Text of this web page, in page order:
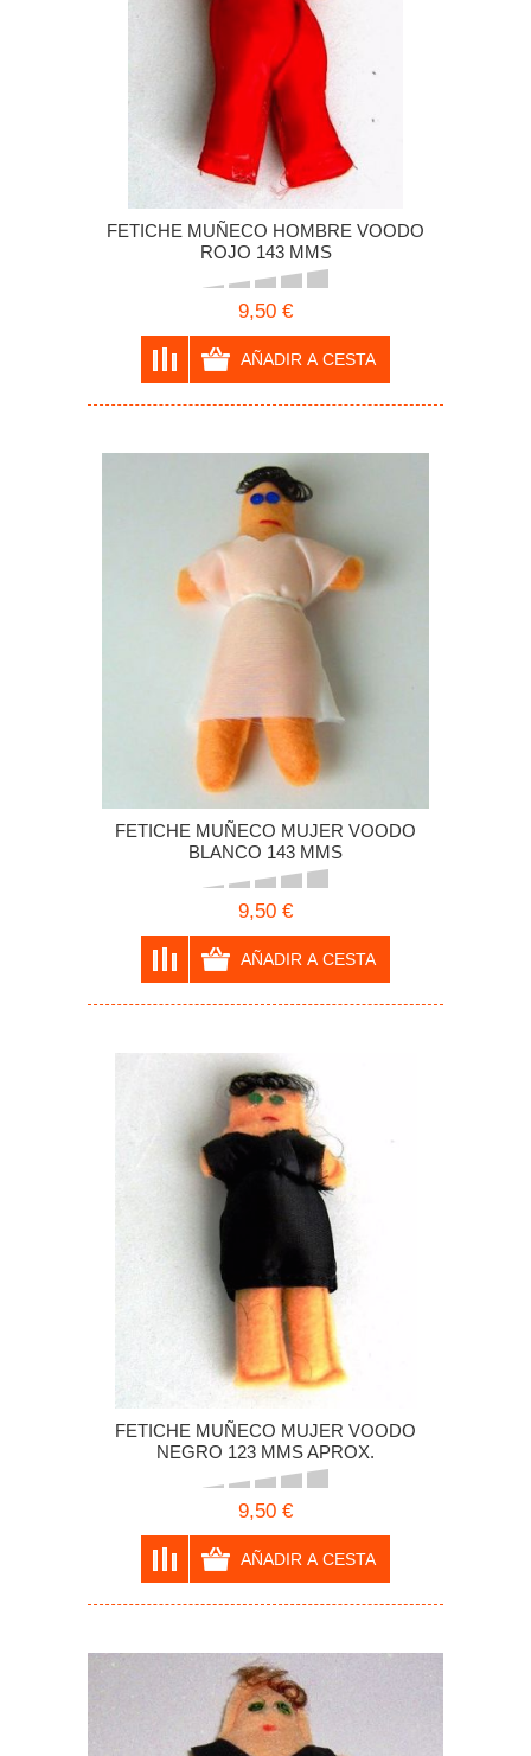
FETICHE MUÑECO HOMBRE VOODO
ROJO 143 MMS
9,50 €
FETICHE MUÑECO MUJER VOODO
BLANCO 143 MMS
9,50 €
FETICHE MUÑECO MUJER VOODO
NEGRO 123 MMS APROX.
9,50 €